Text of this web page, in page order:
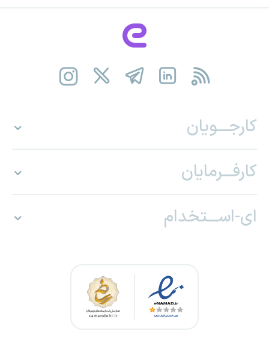
کارجـــویان
کارفـــرمایان
ای-اســـتخدام